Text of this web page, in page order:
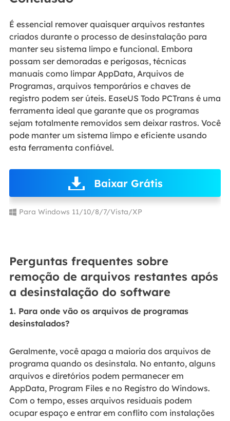
É essencial remover quaisquer arquivos restantes
criados durante o processo de desinstalação para
manter seu sistema limpo e funcional. Embora
possam ser demoradas e perigosas, técnicas
manuais como limpar AppData, Arquivos de
Programas, arquivos temporários e chaves de
registro podem ser úteis. EaseUS Todo PCTrans é uma
ferramenta ideal que garante que os programas
sejam totalmente removidos sem deixar rastros. Você
pode manter um sistema limpo e eficiente usando
esta ferramenta confiável.
Baixar Grátis
Para Windows 11/10/8/7/Vista/XP
Perguntas frequentes sobre
remoção de arquivos restantes após
a desinstalação do software
1. Para onde vão os arquivos de programas
desinstalados?
Geralmente, você apaga a maioria dos arquivos de
programa quando os desinstala. No entanto, alguns
arquivos e diretórios podem permanecer em
AppData, Program Files e no Registro do Windows.
Com o tempo, esses arquivos residuais podem
ocupar espaço e entrar em conflito com instalações